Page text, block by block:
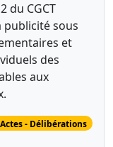
du CGCT
publicité sous
et
des
aux
Actes - Délibérations